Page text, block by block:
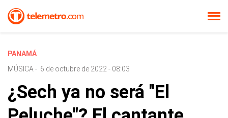
PANAMÁ
MÚSICA - 6 de octubre de 2022 - 08:03
¿Sech ya no será "El